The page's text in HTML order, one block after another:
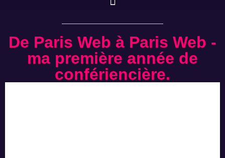
De Paris Web à Paris Web -
ma première année de
confériencière.